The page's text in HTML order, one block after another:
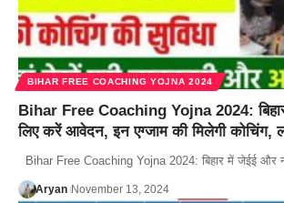
BIHAR FREE COACHING YOJNA 2024
Bihar Free Coaching Yojna 2024:
लिए करें आवेदन, इन एग्जाम की मिलेगी कोचिंग,
Bihar Free Coaching Yojna 2024: बिहार में जेईई और
Aryan November 13, 2024